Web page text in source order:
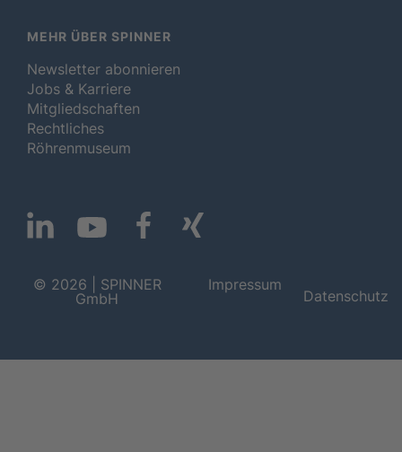
MEHR ÜBER SPINNER
Newsletter abonnieren
Jobs & Karriere
Mitgliedschaften
Rechtliches
Röhrenmuseum
© 2026 | SPINNER
GmbH
Impressum
Datenschutz